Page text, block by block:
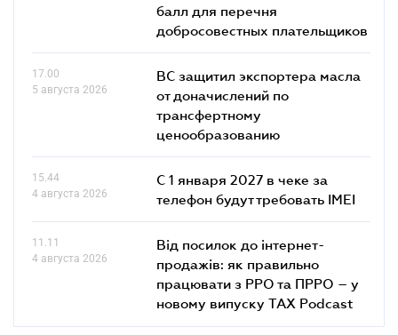
балл для перечня
добросовестных плательщиков
17.00
5 августа 2026
ВС защитил экспортера масла
от доначислений по
трансфертному
ценообразованию
15.44
4 августа 2026
С 1 января 2027 в чеке за
телефон будут требовать IMEI
11.11
4 августа 2026
Від посилок до інтернет-
продажів: як правильно
працювати з РРО та ПРРО – у
новому випуску TAX Podcast